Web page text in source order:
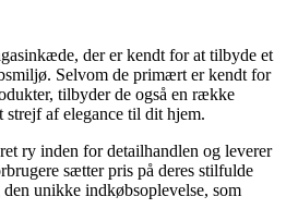
der er kendt for at tilbyde et
Selvom de primært er kendt for
tilbyder de også en række
af elegance til dit hjem.
ry inden for detailhandlen og leverer
sætter pris på deres stilfulde
unikke indkøbsoplevelse, som